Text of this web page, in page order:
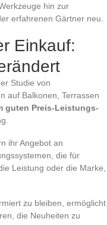
hin zur
erfahrenen Gärtner neu.
Einkauf:
Studie von
auf Balkonen, Terrassen
guten Preis-Leistungs-
ihr Angebot an
die für
Leistung oder die Marke,
zu bleiben, ermöglicht
die Neuheiten zu